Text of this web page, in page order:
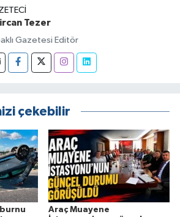
Tezer
Gazetesi Editör
çekebilir
Araç Muayene